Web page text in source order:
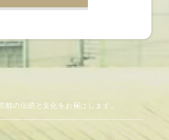
都の伝統と文化をお届けします。